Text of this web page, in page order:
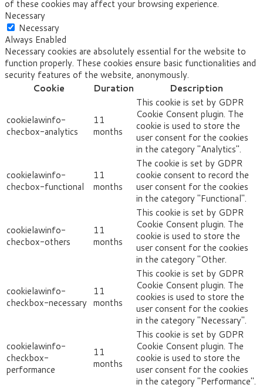
of these cookies may affect your browsing experience.
Necessary
Necessary
Always Enabled
Necessary cookies are absolutely essential for the website to
function properly. These cookies ensure basic functionalities and
security features of the website, anonymously.
Cookie
Duration Description
cookielawinfo-
checbox-analytics
11
months
This cookie is set by GDPR
Cookie Consent plugin. The
cookie is used to store the
user consent for the cookies
in the category "Analytics".
cookielawinfo-
checbox-functional
11
months
The cookie is set by GDPR
cookie consent to record the
user consent for the cookies
in the category "Functional".
cookielawinfo-
checbox-others
11
months
This cookie is set by GDPR
Cookie Consent plugin. The
cookie is used to store the
user consent for the cookies
in the category "Other.
cookielawinfo-
checkbox-necessary
11
months
This cookie is set by GDPR
Cookie Consent plugin. The
cookies is used to store the
user consent for the cookies
in the category "Necessary".
cookielawinfo-
checkbox-
performance
11
months
This cookie is set by GDPR
Cookie Consent plugin. The
cookie is used to store the
user consent for the cookies
in the category "Performance".